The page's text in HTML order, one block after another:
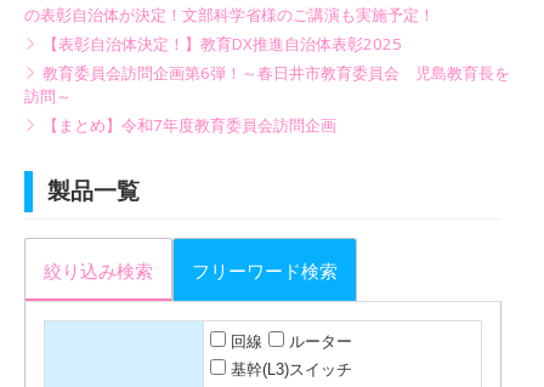
の表彰自治体が決定！文部科学省様のご講演も実施予定！
【表彰自治体決定！】教育DX推進自治体表彰2025
教育委員会訪問企画第6弾！～春日井市教育委員会 児島教育長を
訪問～
【まとめ】令和7年度教育委員会訪問企画
製品一覧
絞り込み検索 フリーワード検索
回線
ルーター
基幹(L3)スイッチ